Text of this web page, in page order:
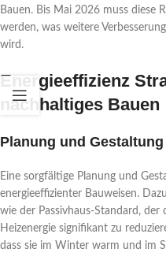
Bauen. Bis Mai 2026 muss diese
werden, was weitere
wird.
Energieeffizienz
nachhaltiges Bauen
Planung und
Eine sorgfältige Planung und
energieeffizienter Bauweisen.
wie der Passivhaus-Standard, der
Heizenergie signifikant zu
dass sie im Winter warm und im